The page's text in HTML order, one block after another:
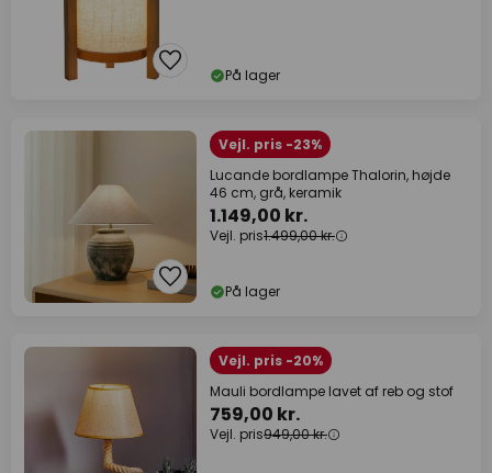
På lager
Vejl. pris -23%
Lucande bordlampe Thalorin, højde
46 cm, grå, keramik
1.149,00 kr.
Vejl. pris1.499,00 kr.
På lager
Vejl. pris -20%
Mauli bordlampe lavet af reb og stof
759,00 kr.
Vejl. pris949,00 kr.